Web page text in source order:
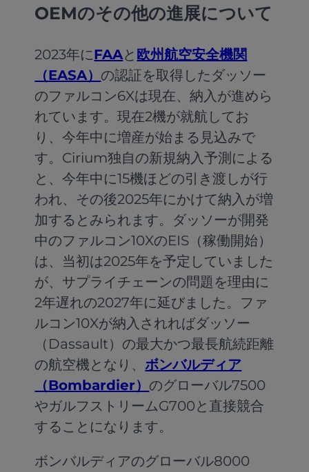
OEMのその他の進展について
2023年にFAAと 欧州航空安全機関
（EASA） の認証を取得したダッソー
のファルコン6Xは現在、納入が進めら
れています。現在2機が就航してお
り、今年中に増産が始まる見込みで
す。Cirium独自の新規納入予測による
と、今年中に15機ほどの引き渡しが行
われ、その後2025年にかけて納入が増
加するとみられます。ダッソーが開発
中のファルコン10XのEIS（稼働開始）
は、当初は2025年を予定していました
が、サプライチェーンの問題を理由に
2年遅れの2027年に延びました。ファ
ルコン10Xが納入されればダッソー
（Dassault）の最大かつ最長航続距離
の航空機となり、ボンバルディア
（Bombardier） のグローバル7500
やガルフストリームG700と直接競合
することになります。
ボンバルディアのグローバル8000